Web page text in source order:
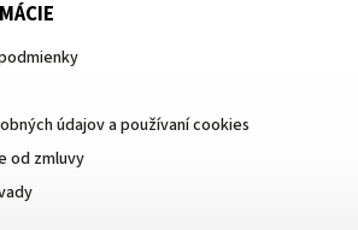
údajov a používaní cookies
od zmluvy